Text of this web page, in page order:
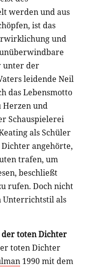
werden und aus
ist das
und
unter der
leidende Neil
das Lebensmotto
Herzen und
Schauspielerei
als Schüler
angehörte,
trafen, um
beschließt
rufen. Doch nicht
Unterrichtstil als
toten Dichter
toten Dichter
1990 mit dem